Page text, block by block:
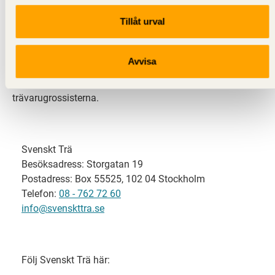
Tillåt urval
Avvisa
Svenskt Trä representerar svensk sågverksindustri
och är en del av branschorganisationen
svensk limträ-, KL-trä- och förpackningsindustri samt
trävarugrossisterna.
Svenskt Trä
Besöksadress: Storgatan 19
Postadress: Box 55525, 102 04 Stockholm
Telefon: 08 - 762 72 60
info@svenskttra.se
Följ Svenskt Trä här: